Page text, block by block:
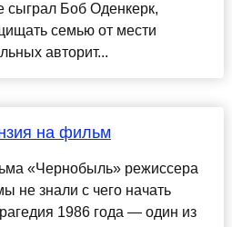
сыграл Боб Оденкерк,
семью от мести
авторит...
на фильм
«Чернобыль» режиссера
не знали с чего начать
1986 года — один из